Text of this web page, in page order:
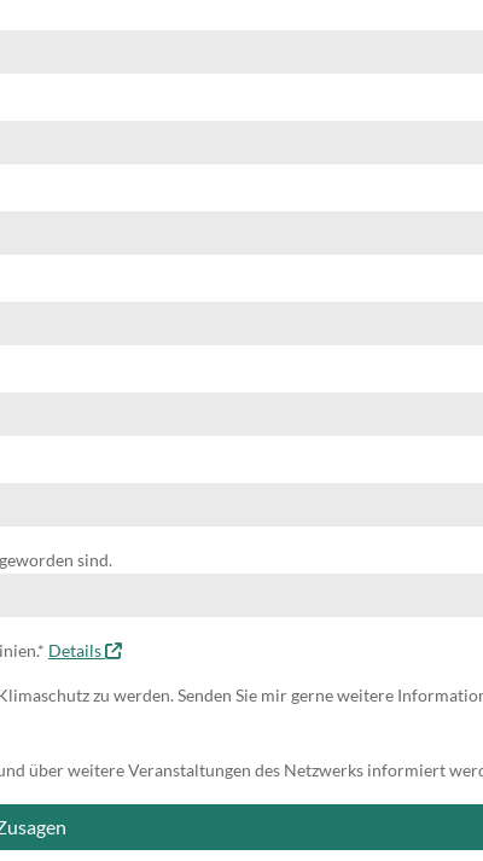
sind.
Details
zu werden. Senden Sie mir gerne weitere
über weitere Veranstaltungen des Netzwerks informiert